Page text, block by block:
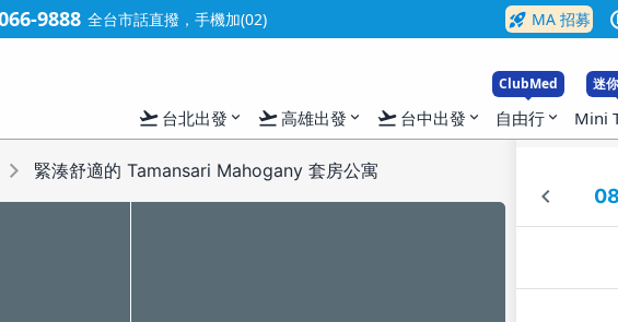
9888 全台市話直撥，手機加(02) rocket_launch MA 招募
flight_takeoff 台北出發 expand_more flight_takeoff高雄出發 expand_more flight_takeoff 台中出發 expand_more
ClubMed
自由行 expand_more
迷
Mini
緊湊舒適的 Tamansari Mahogany 套房公寓